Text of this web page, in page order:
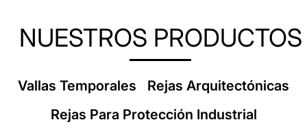
NUESTROS PRODUCTOS
Vallas Temporales
Rejas Arquitectónicas
Rejas Para Protección Industrial